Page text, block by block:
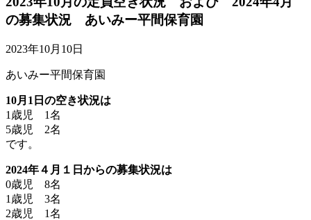
の募集状況 あいみー平間保育園
2023年10月10日
あいみー平間保育園
10月1日の空き状況は
1歳児 1名
5歳児 2名
です。
2024年４月１日からの募集状況は
0歳児 8名
1歳児 3名
2歳児 1名